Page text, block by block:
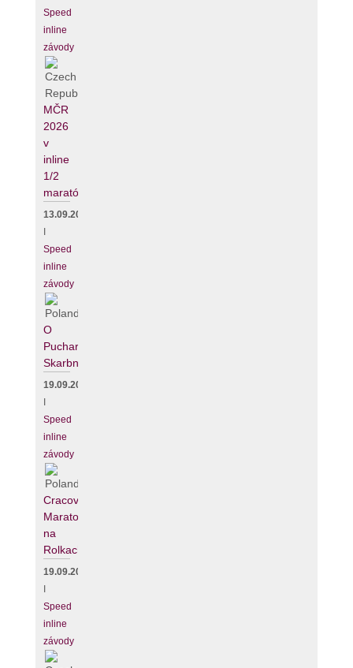
Speed
inline
závody
MČR
2026
v
inline
1/2
maratónu
13.09.2026
Speed
inline
závody
O
Puchar
Skarbnika
19.09.2026
Speed
inline
závody
Cracovia
Maraton
na
Rolkach
19.09.2026
Speed
inline
závody